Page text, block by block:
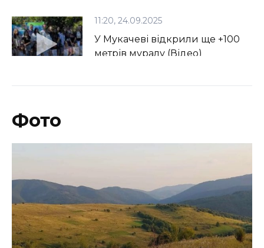
11:20, 24.09.2025
У Мукачеві відкрили ще +100
метрів муралу (Відео)
Бійці 128-ї бригади успішно
дають відсіч ворогу на
Запорізькому напрямку
(Відео)
Фото